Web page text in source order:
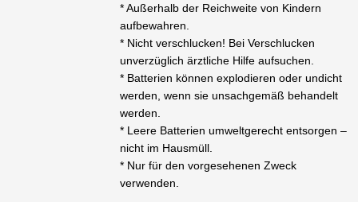
* Außerhalb der Reichweite von Kindern
aufbewahren.
* Nicht verschlucken! Bei Verschlucken
unverzüglich ärztliche Hilfe aufsuchen.
* Batterien können explodieren oder undicht
werden, wenn sie unsachgemäß behandelt
werden.
* Leere Batterien umweltgerecht entsorgen –
nicht im Hausmüll.
* Nur für den vorgesehenen Zweck
verwenden.